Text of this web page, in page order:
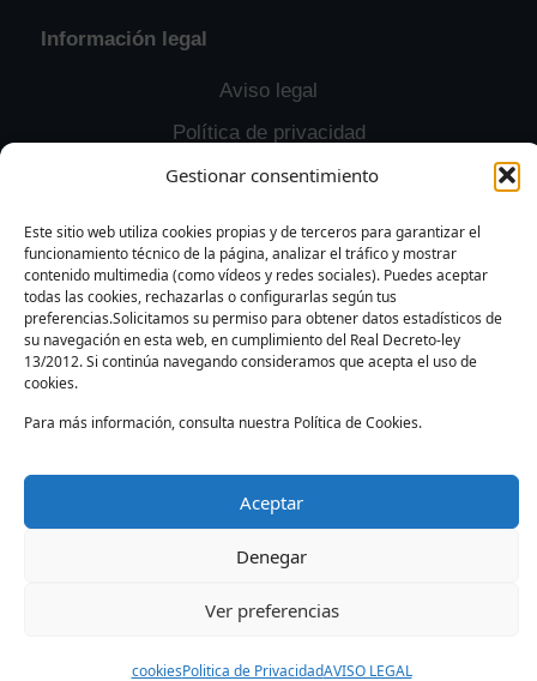
Gestionar consentimiento
Este sitio web utiliza cookies propias y de terceros para garantizar el
funcionamiento técnico de la página, analizar el tráfico y mostrar
contenido multimedia (como vídeos y redes sociales). Puedes aceptar
todas las cookies, rechazarlas o configurarlas según tus
preferencias.Solicitamos su permiso para obtener datos estadísticos de
su navegación en esta web, en cumplimiento del Real Decreto-ley
13/2012. Si continúa navegando consideramos que acepta el uso de
cookies.
Para más información, consulta nuestra Política de Cookies.
Aceptar
Denegar
Ver preferencias
cookiesPolitica de PrivacidadAVISO LEGAL
Información legal
Aviso legal
Política de privacidad
Política de cookies
Facebook YouTube
derechos reservados